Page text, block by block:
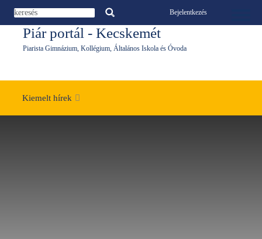
Bejelentkezés
Piár portál - Kecskemét
Piarista Gimnázium, Kollégium, Általános Iskola és Óvoda
Kiemelt hírek